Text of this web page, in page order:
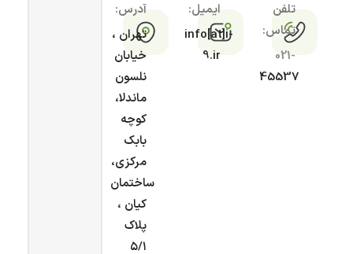
تلفن
تماس:
021-
45537
ایمیل:
info[at]i-
9.ir
آدرس:
تهران ،
خیابان
نلسون
ماندلا،
کوچه
بابک
مرکزی،
ساختمان
کیان ،
پلاک
۵/۱